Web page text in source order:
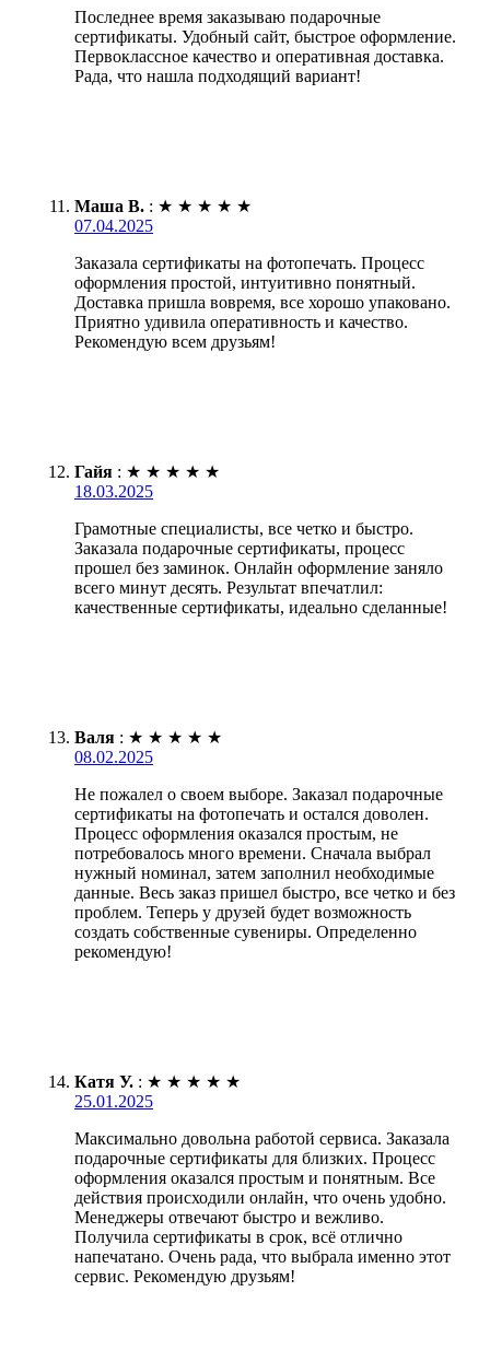
Последнее время заказываю подарочные
сертификаты. Удобный сайт, быстрое оформление.
Первоклассное качество и оперативная доставка.
Рада, что нашла подходящий вариант!
Маша В. : ★ ★ ★ ★ ★
07.04.2025
Заказала сертификаты на фотопечать. Процесс
оформления простой, интуитивно понятный.
Доставка пришла вовремя, все хорошо упаковано.
Приятно удивила оперативность и качество.
Рекомендую всем друзьям!
Гайя : ★ ★ ★ ★ ★
18.03.2025
Грамотные специалисты, все четко и быстро.
Заказала подарочные сертификаты, процесс
прошел без заминок. Онлайн оформление заняло
всего минут десять. Результат впечатлил:
качественные сертификаты, идеально сделанные!
Валя : ★ ★ ★ ★ ★
08.02.2025
Не пожалел о своем выборе. Заказал подарочные
сертификаты на фотопечать и остался доволен.
Процесс оформления оказался простым, не
потребовалось много времени. Сначала выбрал
нужный номинал, затем заполнил необходимые
данные. Весь заказ пришел быстро, все четко и без
проблем. Теперь у друзей будет возможность
создать собственные сувениры. Определенно
рекомендую!
Катя У. : ★ ★ ★ ★ ★
25.01.2025
Максимально довольна работой сервиса. Заказала
подарочные сертификаты для близких. Процесс
оформления оказался простым и понятным. Все
действия происходили онлайн, что очень удобно.
Менеджеры отвечают быстро и вежливо.
Получила сертификаты в срок, всё отлично
напечатано. Очень рада, что выбрала именно этот
сервис. Рекомендую друзьям!